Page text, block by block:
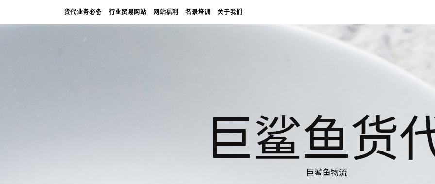
货代业务必备 行业贸易网站 网站福利 名录培训 关于我们
巨鲨鱼货
巨鲨鱼物流